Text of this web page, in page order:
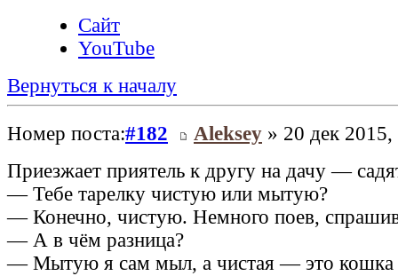
Сайт
YouTube
Вернуться к началу
Номер поста:#182 Aleksey » 20 дек
Приезжает приятель к другу на дачу —
— Тебе тарелку чистую или мытую?
— Конечно, чистую. Немного поев,
— А в чём разница?
— Мытую я сам мыл, а чистая — это кошка